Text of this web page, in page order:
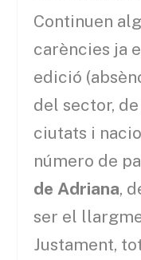
Continuen
carències ja
edició
del sector,
ciutats i
número de
de Adriana,
ser el
Justament,